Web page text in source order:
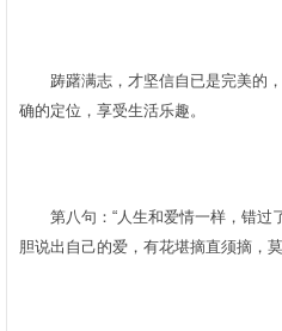
踌躇满志，才坚信自已是完美的，
确的定位，享受生活乐趣。­
第八句：“人生和爱情一样，错过
胆说出自己的爱，有花堪摘直须摘，